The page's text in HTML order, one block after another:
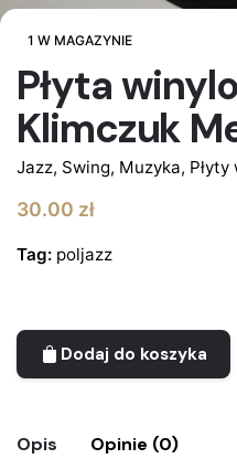
1 W MAGAZYNIE
Płyta
Klimczuk
Jazz, Swing, Muzyka,
30.00 zł
Tag: poljazz
Dodaj do koszyka
Opis Opinie (0)